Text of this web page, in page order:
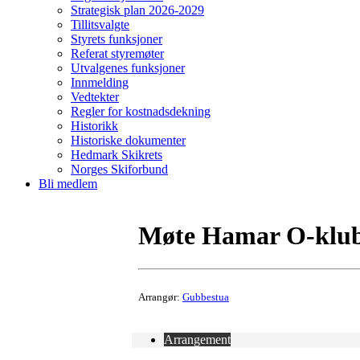
Strategisk plan 2026-2029
Tillitsvalgte
Styrets funksjoner
Referat styremøter
Utvalgenes funksjoner
Innmelding
Vedtekter
Regler for kostnadsdekning
Historikk
Historiske dokumenter
Hedmark Skikrets
Norges Skiforbund
Bli medlem
Møte Hamar O-
Arrangør: Gubbestua
Arrangement